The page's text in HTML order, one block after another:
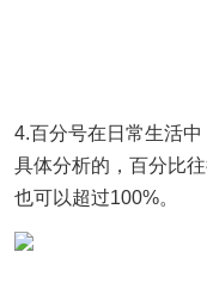
4.百分号在日常生活
具体分析的，百分比
也可以超过100%。